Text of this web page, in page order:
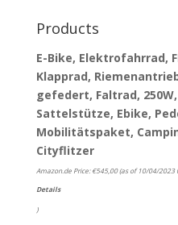
Products
E-Bike, Elektrofahrrad,
Klapprad,
gefedert, Faltrad, 250W,
Sattelstütze, Ebike,
Mobilitätspaket,
Cityflitzer
Amazon.de Price:€545,00(as of 10/04/2023
Details
)